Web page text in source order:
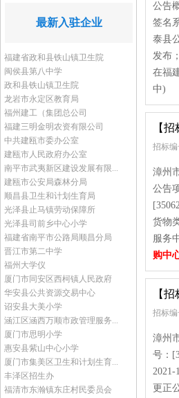
最新入驻企业
福建省政和县铁山镇卫生院
闽侯县第八中学
政和县铁山镇卫生院
龙岩市永定区教育局
福州建工（集团总公司
福建三明金明农资有限公司
中共建瓯市委办公室
建瓯市人民政府办公室
南平市武夷新区建设发展有限...
建瓯市公安局森林分局
顺昌县卫生和计划生育局
光泽县止马镇劳动保障所
光泽县司前乡中心小学
福建省南平市公路局顺昌分局
晋江市第二中学
福州大学仪
厦门市同安区西柯镇人民政府
华安县公共资源交易中心
诏安县大美小学
涵江区涵西万顺市政管理服务...
厦门市思明小学
惠安县紫山中心小学
厦门市集美区卫生和计划生育...
丰泽区招生办
福清市东瀚镇东庄村民委员会
公告
签名
泰县
发布
在福
中)
【招
招标编
漳州
公告
货物
服务
购中
【招
招标编
漳州
号：
更正